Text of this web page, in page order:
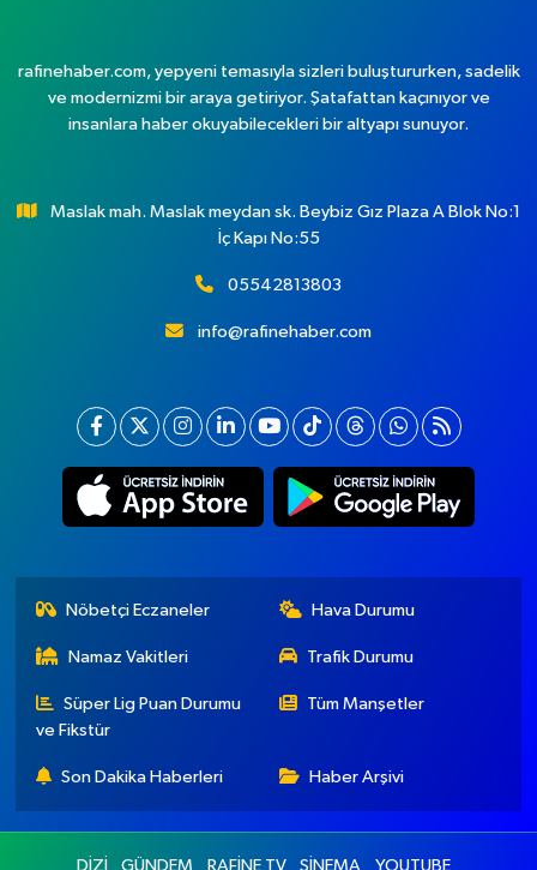
rafinehaber.com, yepyeni temasıyla sizleri buluştururken, sadelik
ve modernizmi bir araya getiriyor. Şatafattan kaçınıyor ve
insanlara haber okuyabilecekleri bir altyapı sunuyor.
Maslak mah. Maslak meydan sk. Beybiz Gız Plaza A Blok No:1
İç Kapı No:55
05542813803
info@rafinehaber.com
Nöbetçi Eczaneler Hava Durumu
Namaz Vakitleri Trafik Durumu
Süper Lig Puan Durumu
ve Fikstür
Tüm Manşetler
Son Dakika Haberleri Haber Arşivi
DİZİ GÜNDEM RAFİNE TV SİNEMA YOUTUBE